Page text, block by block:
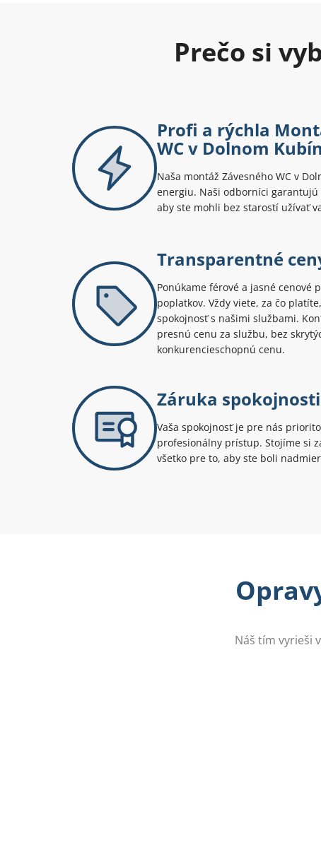
Prečo si
Profi a rýchla
WC v Dolnom
Naša montáž Závesného WC v
energiu. Naši odborníci
aby ste mohli bez starostí užívať
Transparentné
Ponúkame férové a jasné cenové
poplatkov. Vždy viete, za čo
spokojnosť s našimi službami.
presnú cenu za službu, bez
konkurencieschopnú cenu.
Záruka spokojnosti
Vaša spokojnosť je pre nás
profesionálny prístup. Stojíme si
všetko pre to, aby ste boli
Náš tím vyrieši